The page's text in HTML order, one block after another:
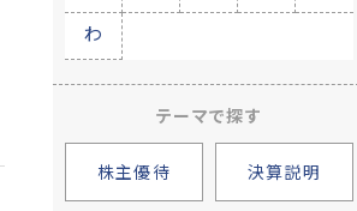
わ
テーマで探す
株主優待 決算説明